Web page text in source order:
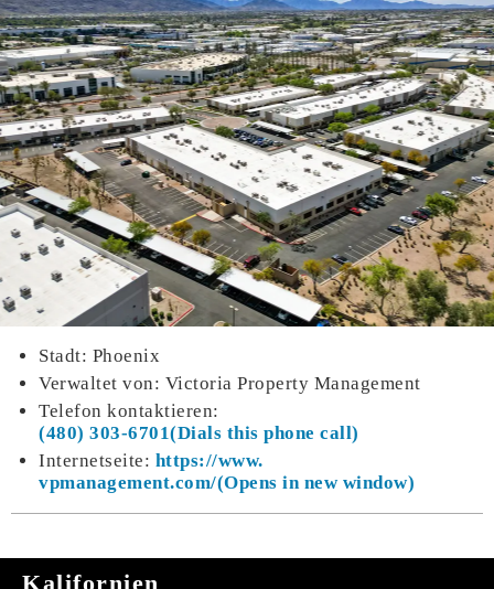
Stadt: Phoenix
Verwaltet von: Victoria Property Management
Telefon kontaktieren:
(480) 303-6701
Internetseite: https://www.
vpmanagement.com/
Kalifornien